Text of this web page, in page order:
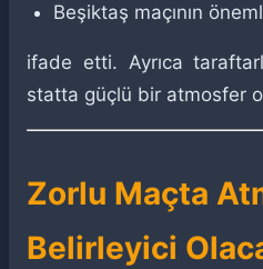
Beşiktaş maçının
ifade etti. Ayrıca
statta güçlü bir atmosfer
Zorlu Maçta
Belirleyici